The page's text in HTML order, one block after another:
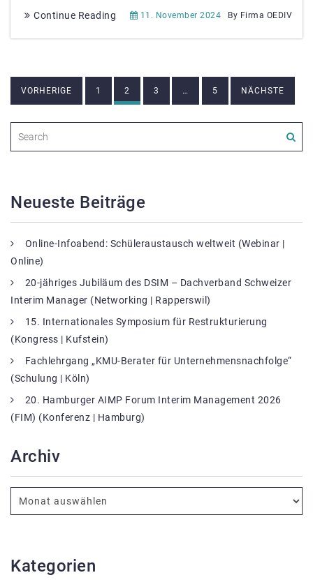
Continue Reading 11. November 2024 By Firma OEDIV
Beitragsnavigation
VORHERIGE 1 2 3 … 5 NÄCHSTE
Neueste Beiträge
Online-Infoabend: Schüleraustausch weltweit (Webinar |
Online)
20-jähriges Jubiläum des DSIM – Dachverband Schweizer
Interim Manager (Networking | Rapperswil)
15. Internationales Symposium für Restrukturierung
(Kongress | Kufstein)
Fachlehrgang „KMU-Berater für Unternehmensnachfolge“
(Schulung | Köln)
20. Hamburger AIMP Forum Interim Management 2026
(FIM) (Konferenz | Hamburg)
Archiv
Kategorien